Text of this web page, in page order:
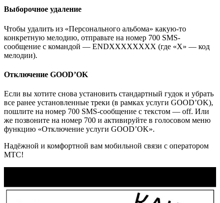
Выборочное удаление
Чтобы удалить из «Персонального альбома» какую-то
конкретную мелодию, отправьте на номер 700 SMS-
сообщение с командой — ENDXXXXXXXX (где «X» — код
мелодии).
Отключение GOOD’OK
Если вы хотите снова установить стандартный гудок и убрать
все ранее установленные треки (в рамках услуги GOOD’OK),
пошлите на номер 700 SMS-сообщение с текстом — off. Или
же позвоните на номер 700 и активируйте в голосовом меню
функцию «Отключение услуги GOOD’OK».
Надёжной и комфортной вам мобильной связи с оператором
МТС!